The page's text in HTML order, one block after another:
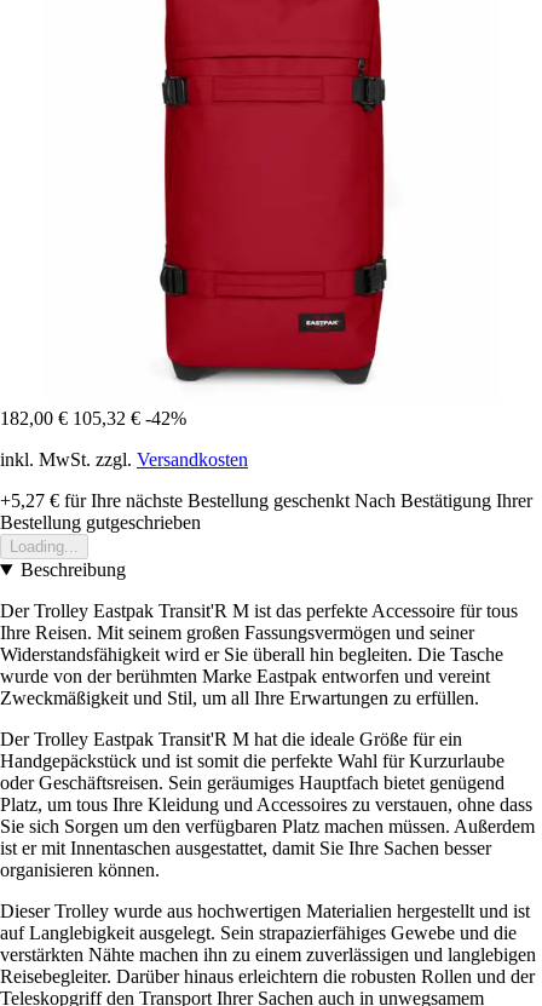
182,00 € 105,32 € -42%
inkl. MwSt. zzgl. Versandkosten
+5,27 € für Ihre nächste Bestellung geschenkt Nach Bestätigung Ihrer
Bestellung gutgeschrieben
Loading...
Beschreibung
Der Trolley Eastpak Transit'R M ist das perfekte Accessoire für tous
Ihre Reisen. Mit seinem großen Fassungsvermögen und seiner
Widerstandsfähigkeit wird er Sie überall hin begleiten. Die Tasche
wurde von der berühmten Marke Eastpak entworfen und vereint
Zweckmäßigkeit und Stil, um all Ihre Erwartungen zu erfüllen.
Der Trolley Eastpak Transit'R M hat die ideale Größe für ein
Handgepäckstück und ist somit die perfekte Wahl für Kurzurlaube
oder Geschäftsreisen. Sein geräumiges Hauptfach bietet genügend
Platz, um tous Ihre Kleidung und Accessoires zu verstauen, ohne dass
Sie sich Sorgen um den verfügbaren Platz machen müssen. Außerdem
ist er mit Innentaschen ausgestattet, damit Sie Ihre Sachen besser
organisieren können.
Dieser Trolley wurde aus hochwertigen Materialien hergestellt und ist
auf Langlebigkeit ausgelegt. Sein strapazierfähiges Gewebe und die
verstärkten Nähte machen ihn zu einem zuverlässigen und langlebigen
Reisebegleiter. Darüber hinaus erleichtern die robusten Rollen und der
Teleskopgriff den Transport Ihrer Sachen auch in unwegsamem